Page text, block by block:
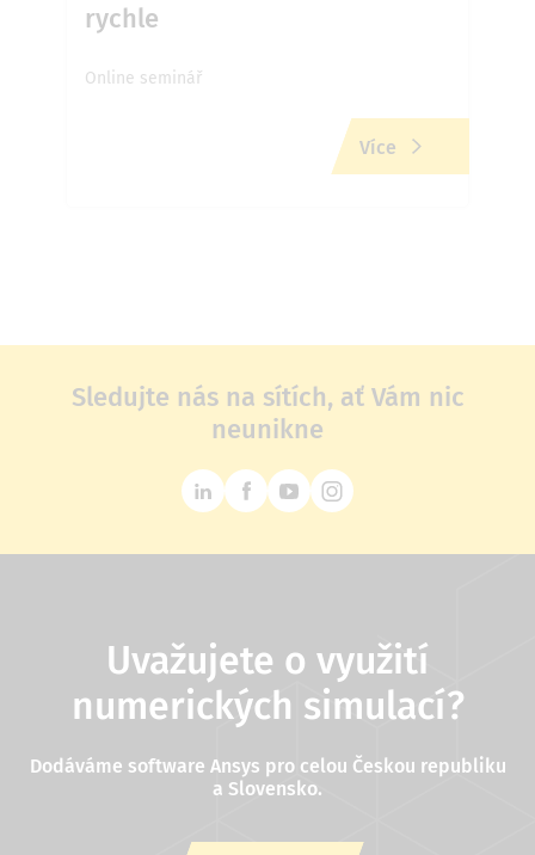
rychle
Online seminář
Více
Sledujte nás na sítích, ať Vám nic
neunikne
Uvažujete o využití
numerických simulací?
Dodáváme software Ansys pro celou Českou republiku
a Slovensko.